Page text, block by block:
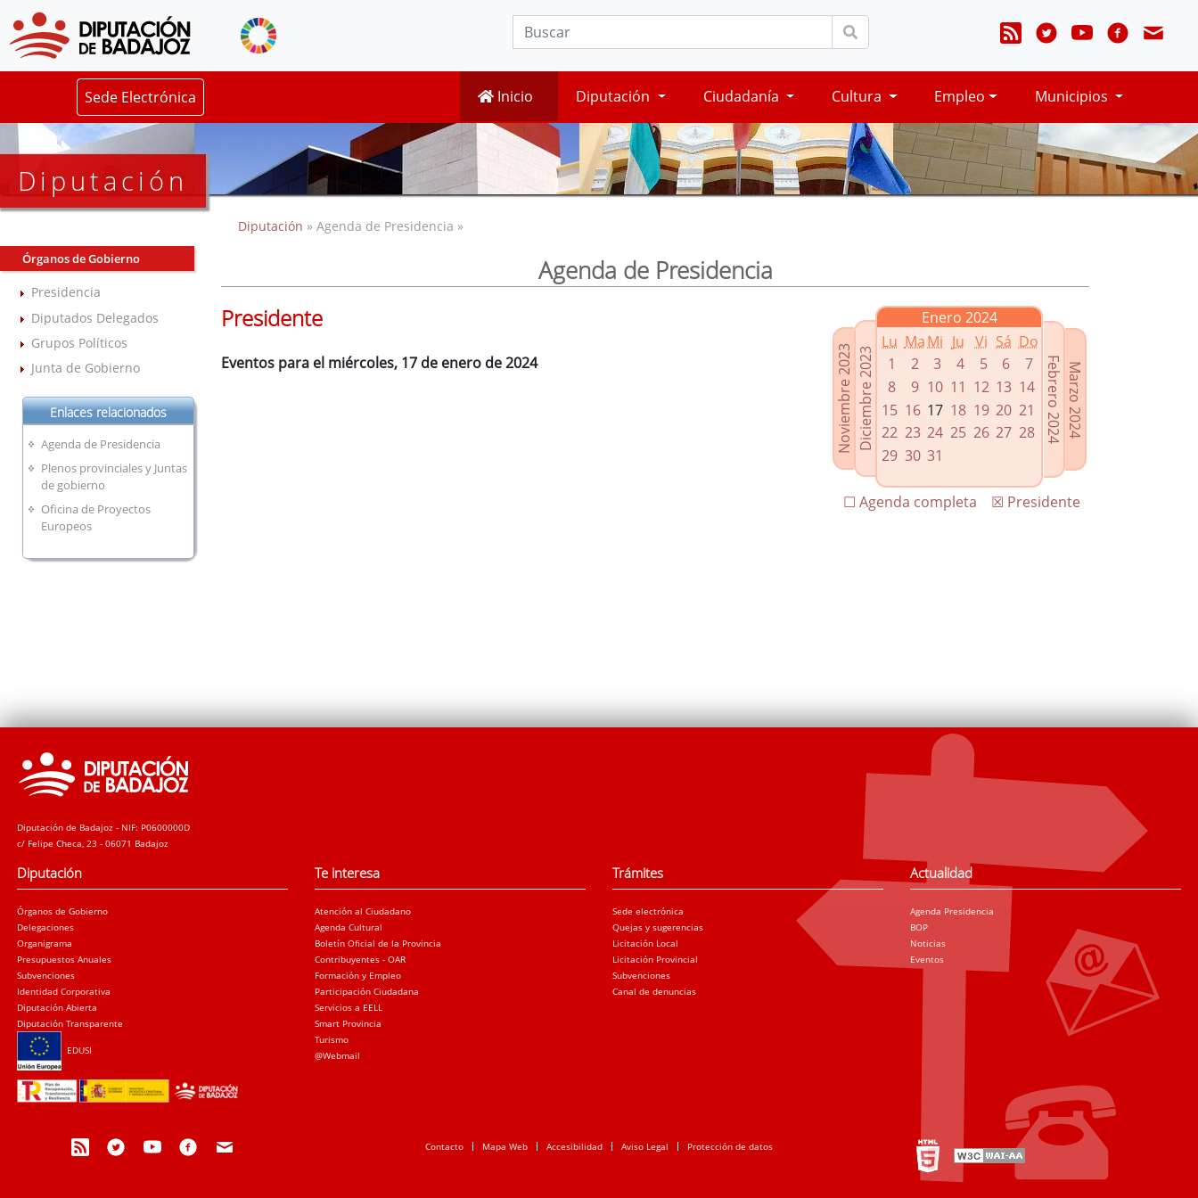
Sede Electrónica Inicio Diputación Ciudadanía Cultura Empleo Municipios
Diputación
Órganos de Gobierno
Presidencia
Diputados Delegados
Grupos Políticos
Junta de Gobierno
Enlaces relacionados
Agenda de Presidencia
Plenos provinciales y Juntas
de gobierno
Oficina de Proyectos
Europeos
Diputación » Agenda de Presidencia »
Agenda de Presidencia
Noviembre 2023Diciembre 2023
Enero 2024
Lu MaMi Ju Vi Sá Do
1
2 3 4 5 6
7
8
9 10 11 12 13 14
15 16 17 18 19 20 21
22 23 24 25 26 27 28
29 30 31
Marzo 2024
Febrero 2024
☒ Presidente
☐ Agenda completa
Presidente
Eventos para el miércoles, 17 de enero de 2024
Diputación de Badajoz - NIF: P0600000D
c/ Felipe Checa, 23 - 06071 Badajoz
Diputación
Órganos de Gobierno
Delegaciones
Organigrama
Presupuestos Anuales
Subvenciones
Identidad Corporativa
Diputación Abierta
Diputación Transparente
EDUSI
Te interesa
Atención al Ciudadano
Agenda Cultural
Boletín Oficial de la Provincia
Contribuyentes - OAR
Formación y Empleo
Participación Ciudadana
Servicios a EELL
Smart Provincia
Turismo
@Webmail
Trámites
Sede electrónica
Quejas y sugerencias
Licitación Local
Licitación Provincial
Subvenciones
Canal de denuncias
Actualidad
Agenda Presidencia
BOP
Noticias
Eventos
Contacto Mapa Web Accesibilidad Aviso Legal Protección de datos